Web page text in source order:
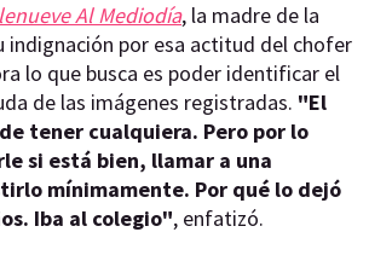
Al Mediodía, la madre de la
indignación por esa actitud del chofer
lo que busca es poder identificar el
de las imágenes registradas. "El
tener cualquiera. Pero por lo
si está bien, llamar a una
mínimamente. Por qué lo dejó
Iba al colegio", enfatizó.